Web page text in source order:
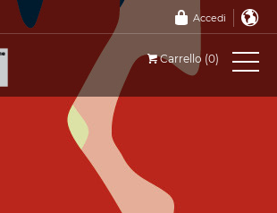
Accedi
Carrello (0)